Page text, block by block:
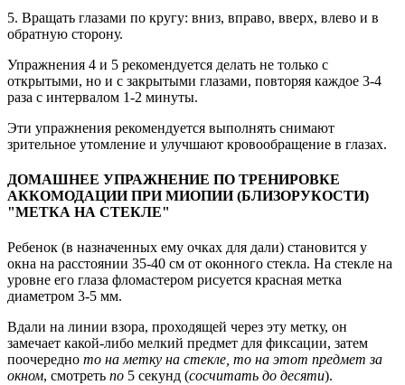
5. Вращать глазами по кругу: вниз, вправо, вверх, влево и в
обратную сторону.
Упражнения 4 и 5 рекомендуется делать не только с
открытыми, но и с закрытыми глазами, повторяя каждое 3-4
раза с интервалом 1-2 минуты.
Эти упражнения рекомендуется выполнять снимают
зрительное утомление и улучшают кровообращение в глазах.
ДОМАШНЕЕ УПРАЖНЕНИЕ ПО ТРЕНИРОВКЕ
АККОМОДАЦИИ ПРИ МИОПИИ (БЛИЗОРУКОСТИ)
"МЕТКА НА СТЕКЛЕ"
Ребенок (в назначенных ему очках для дали) становится у
окна на расстоянии 35-40 см от оконного стекла. На стекле на
уровне его глаза фломастером рисуется красная метка
диаметром 3-5 мм.
Вдали на линии взора, проходящей через эту метку, он
замечает какой-либо мелкий предмет для фиксации, затем
поочередно то на метку на стекле, то на этот предмет за
окном, смотреть по 5 секунд (сосчитать до десяти).